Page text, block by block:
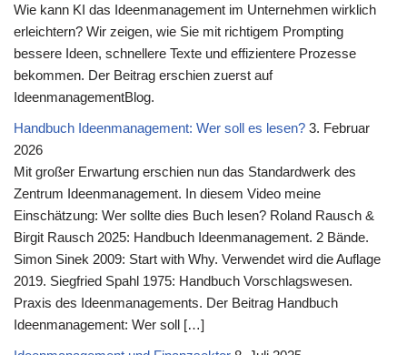
Wie kann KI das Ideenmanagement im Unternehmen wirklich
erleichtern? Wir zeigen, wie Sie mit richtigem Prompting
bessere Ideen, schnellere Texte und effizientere Prozesse
bekommen. Der Beitrag erschien zuerst auf
IdeenmanagementBlog.
Handbuch Ideenmanagement: Wer soll es lesen? 3. Februar
2026
Mit großer Erwartung erschien nun das Standardwerk des
Zentrum Ideenmanagement. In diesem Video meine
Einschätzung: Wer sollte dies Buch lesen? Roland Rausch &
Birgit Rausch 2025: Handbuch Ideenmanagement. 2 Bände.
Simon Sinek 2009: Start with Why. Verwendet wird die Auflage
2019. Siegfried Spahl 1975: Handbuch Vorschlagswesen.
Praxis des Ideenmanagements. Der Beitrag Handbuch
Ideenmanagement: Wer soll […]